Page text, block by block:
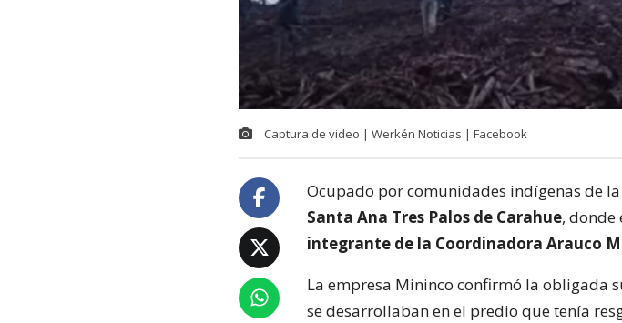
Captura de video | Werkén Noticias | Facebook
Ocupado por comunidades indígenas de
Santa Ana Tres Palos de Carahue, donde
integrante de la Coordinadora Arauco
La empresa Mininco confirmó la obligada
se desarrollaban en el predio que tenía